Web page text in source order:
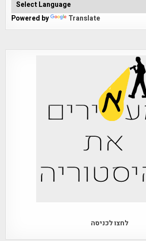
Powered by Translate
לחצו לכניסה